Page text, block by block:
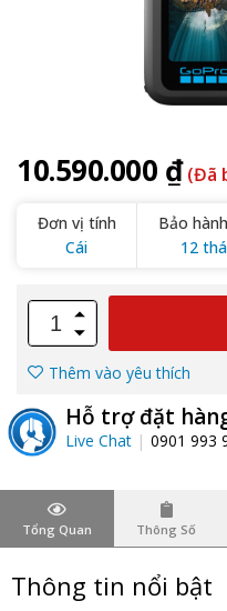
10.590.000 ₫ (Đã
Đơn vị tính
Cái
Bảo
12
Thêm vào yêu thích
Hỗ trợ đặt
Live Chat 0901 993
Tổng Quan Thông Số
Thông tin nổi bật